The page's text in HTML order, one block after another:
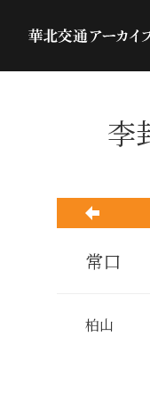
李
常口
柏山